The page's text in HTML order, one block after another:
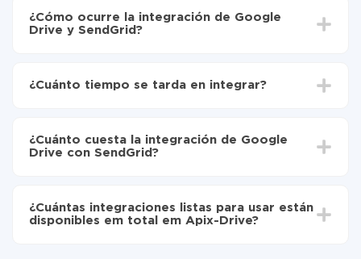
¿Cómo ocurre la integración de Google
Drive y SendGrid?
Elija qué datos transferir de Google Drive a
Ahora los datos se transferirán automáticamente
de Google Drive a SendGrid
¿Cuánto tiempo se tarda en integrar?
oscilar entre 5 y 30 minutos. En promedio, la
configuración tarda entre 10 y 15 minutos.
¿Cuánto cuesta la integración de Google
Drive con SendGrid?
tarifas. Usted solo paga por la cantidad de datos que
realmente se transfieren de uno de sus sistemas a otro
¿Cuántas integraciones listas para usar están
disponibles em total em Apix-Drive?